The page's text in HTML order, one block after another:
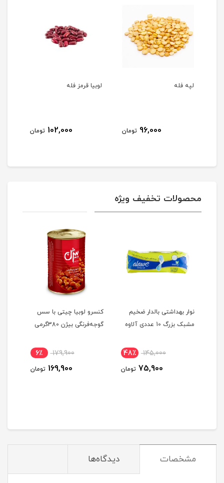
لپه فله
96,000 تومان
لوبیا قرمز فله
102,000 تومان
محصولات تخفیف ویژه
نوار بهداشتی بالدار ضخیم
مشبک بزرگ 10 عددی آلاوه
145,000 48٪
75,900 تومان
کنسرو لوبیا چیتی با سس
گوجه‌فرنگی بیژن 380گرمی
179,900 6٪
169,900 تومان
مشخصات دیدگاه‌ها